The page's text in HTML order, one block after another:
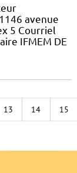
avenue
5 Courriel
IFMEM DE
13 14 15